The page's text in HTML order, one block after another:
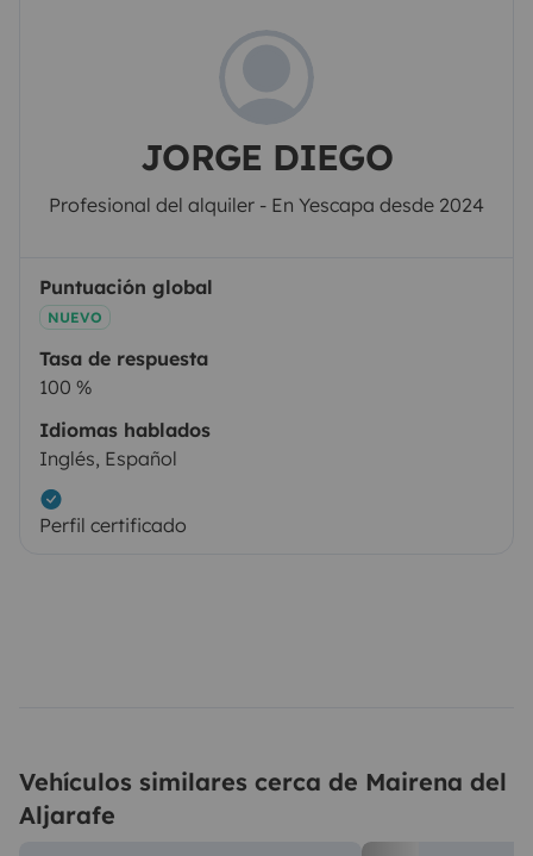
JORGE DIEGO
Profesional del alquiler - En Yescapa desde 2024
Puntuación global
NUEVO
Tasa de respuesta
100 %
Idiomas hablados
Inglés, Español
Perfil certificado
Vehículos similares cerca de Mairena del
Aljarafe